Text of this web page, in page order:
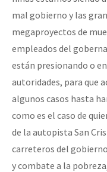
mal gobierno y las
megaproyectos de
empleados del
están presionando o
autoridades, para que
algunos casos hasta
como es el caso de
de la autopista San
carreteros del
y combate a la